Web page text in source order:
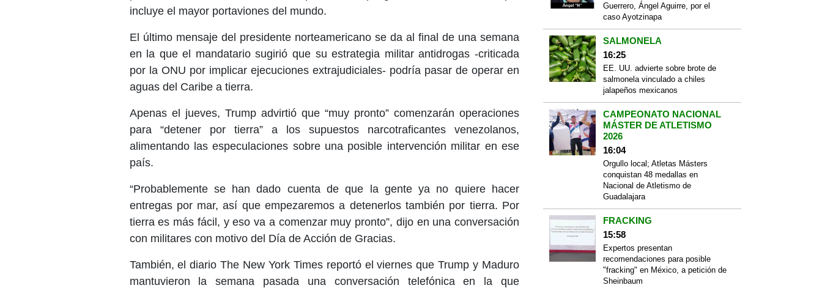
incluye el mayor portaviones del mundo.
El último mensaje del presidente norteamericano se da al final de una semana
en la que el mandatario sugirió que su estrategia militar antidrogas -criticada
por la ONU por implicar ejecuciones extrajudiciales- podría pasar de operar en
aguas del Caribe a tierra.
Apenas el jueves, Trump advirtió que “muy pronto” comenzarán operaciones
para “detener por tierra” a los supuestos narcotraficantes venezolanos,
alimentando las especulaciones sobre una posible intervención militar en ese
país.
“Probablemente se han dado cuenta de que la gente ya no quiere hacer
entregas por mar, así que empezaremos a detenerlos también por tierra. Por
tierra es más fácil, y eso va a comenzar muy pronto”, dijo en una conversación
con militares con motivo del Día de Acción de Gracias.
También, el diario The New York Times reportó el viernes que Trump y Maduro
mantuvieron la semana pasada una conversación telefónica en la que
Guerrero, Ángel Aguirre, por el
caso Ayotzinapa
SALMONELA
16:25
EE. UU. advierte sobre brote de
salmonela vinculado a chiles
jalapeños mexicanos
CAMPEONATO NACIONAL
MÁSTER DE ATLETISMO
2026
16:04
Orgullo local; Atletas Másters
conquistan 48 medallas en
Nacional de Atletismo de
Guadalajara
FRACKING
15:58
Expertos presentan
recomendaciones para posible
"fracking" en México, a petición de
Sheinbaum